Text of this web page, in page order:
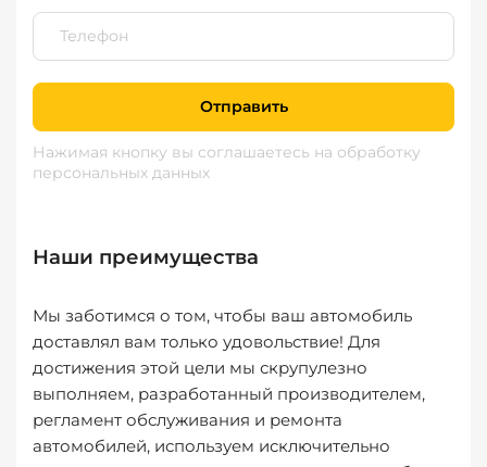
Отправить
Нажимая кнопку вы соглашаетесь на обработку
персональных данных
Наши преимущества
Мы заботимся о том, чтобы ваш автомобиль
доставлял вам только удовольствие! Для
достижения этой цели мы скрупулезно
выполняем, разработанный производителем,
регламент обслуживания и ремонта
автомобилей, используем исключительно